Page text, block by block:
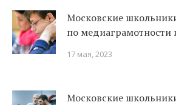
Московские
по медиаграмотности
17 мая, 2023
Московские